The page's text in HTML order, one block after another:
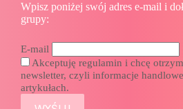
Wpisz poniżej swój adres e-mail i
grupy:
E-mail
Akceptuję regulamin i chcę
newsletter, czyli informacje
artykułach.